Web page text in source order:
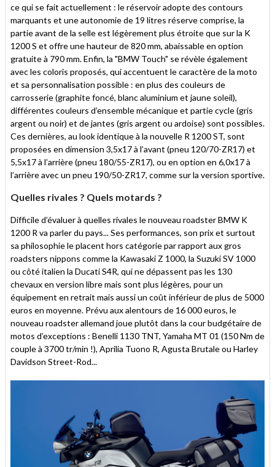
ce qui se fait actuellement : le réservoir adopte des contours
marquants et une autonomie de 19 litres réserve comprise, la
partie avant de la selle est légèrement plus étroite que sur la K
1200 S et offre une hauteur de 820 mm, abaissable en option
gratuite à 790 mm. Enfin, la "BMW Touch" se révèle également
avec les coloris proposés, qui accentuent le caractère de la moto
et sa personnalisation possible : en plus des couleurs de
carrosserie (graphite foncé, blanc aluminium et jaune soleil),
différentes couleurs d’ensemble mécanique et partie cycle (gris
argent ou noir) et de jantes (gris argent ou ardoise) sont possibles.
Ces dernières, au look identique à la nouvelle R 1200 ST, sont
proposées en dimension 3,5x17 à l’avant (pneu 120/70-ZR17) et
5,5x17 à l’arrière (pneu 180/55-ZR17), ou en option en 6,0x17 à
l’arrière avec un pneu 190/50-ZR17, comme sur la version sportive.
Quelles rivales ? Quels motards ?
Difficile d’évaluer à quelles rivales le nouveau roadster BMW K
1200 R va parler du pays... Ses performances, son prix et surtout
sa philosophie le placent hors catégorie par rapport aux gros
roadsters nippons comme la Kawasaki Z 1000, la Suzuki SV 1000
ou côté italien la Ducati S4R, qui ne dépassent pas les 130
chevaux en version libre mais sont plus légères, pour un
équipement en retrait mais aussi un coût inférieur de plus de 5000
euros en moyenne. Prévu aux alentours de 16 000 euros, le
nouveau roadster allemand joue plutôt dans la cour budgétaire de
motos d’exceptions : Benelli 1130 TNT, Yamaha MT 01 (150 Nm de
couple à 3700 tr/min !), Aprilia Tuono R, Agusta Brutale ou Harley
Davidson Street-Rod...